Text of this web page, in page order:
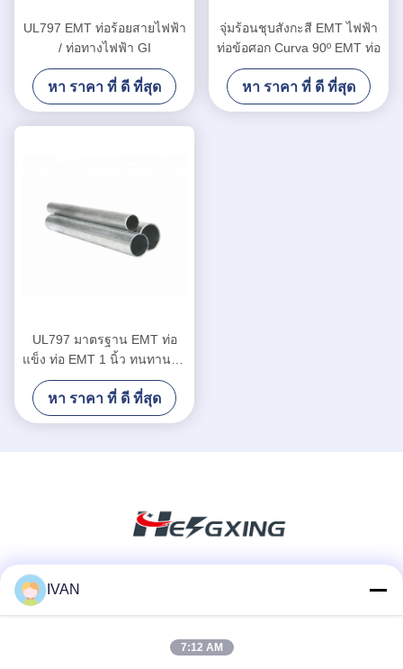
UL797 EMT ท่อร้อยสายไฟฟ้า
/ ท่อทางไฟฟ้า GI
หา ราคา ที่ ดี ที่สุด
จุ่มร้อนชุบสังกะสี EMT ไฟฟ้า
ท่อข้อศอก Curva 90º EMT ท่อ
หา ราคา ที่ ดี ที่สุด
UL797 มาตรฐาน EMT ท่อ
แข็ง ท่อ EMT 1 นิ้ว ทนทานต่อ
การกัดกร่อน
หา ราคา ที่ ดี ที่สุด
IVAN
7:12 AM